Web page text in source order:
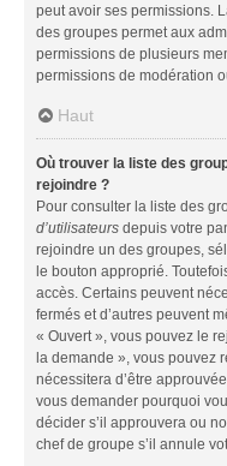
peut avoir ses permissions.
des groupes permet aux
permissions de plusieurs
permissions de modération
Haut
Où trouver la liste des
rejoindre ?
Pour consulter la liste des
d’utilisateurs depuis votre
rejoindre un des groupes,
le bouton approprié.
accès. Certains peuvent
fermés et d’autres peuvent
« Ouvert », vous pouvez le
la demande », vous pouvez
nécessitera d’être
vous demander pourquoi
décider s’il approuvera ou
chef de groupe s’il annule